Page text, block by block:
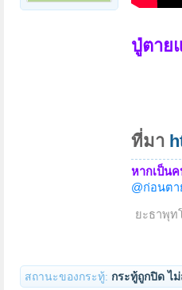
ปู่ตาย
ที่มา
หากเป็นค
@ก่อนตา
ยะธาพุท
สถานะของกระทู้: กระทู้ถูกปิด ไ